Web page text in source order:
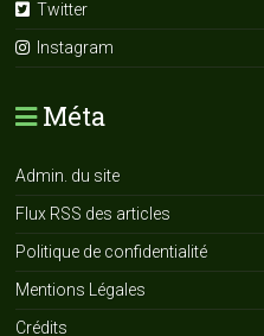
Twitter
Instagram
Méta
Admin. du site
Flux RSS des articles
Politique de confidentialité
Mentions Légales
Crédits